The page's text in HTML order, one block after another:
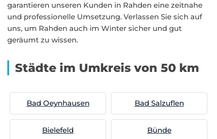
garantieren unseren Kunden in Rahden eine zeitnahe
und professionelle Umsetzung. Verlassen Sie sich auf
uns, um Rahden auch im Winter sicher und gut
geräumt zu wissen.
Städte im Umkreis von 50 km
Bad Oeynhausen Bad Salzuflen
Bielefeld Bünde